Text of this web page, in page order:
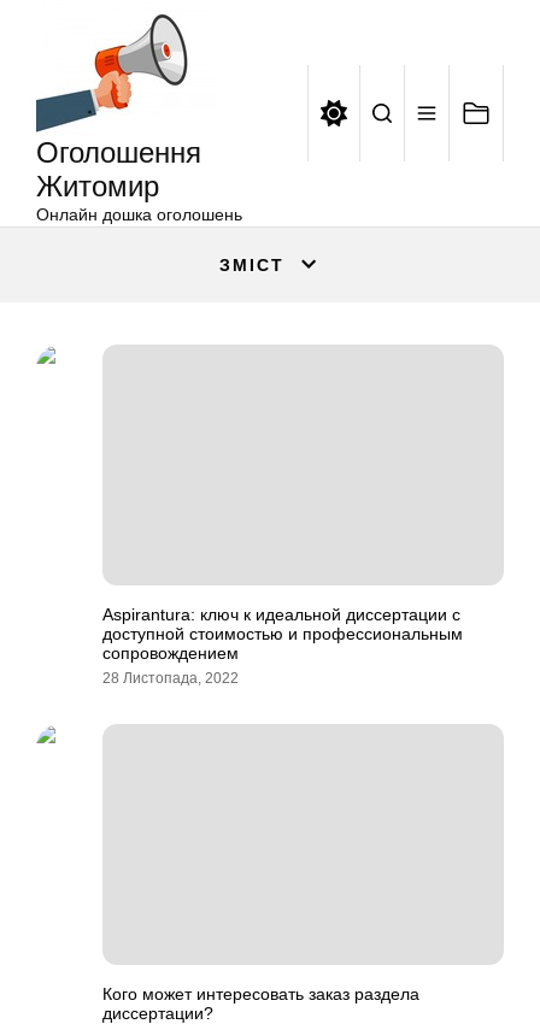
Оголошення
Житомир
Онлайн дошка оголошень
ЗМІСТ
Aspirantura: ключ к идеальной диссертации с
доступной стоимостью и профессиональным
сопровождением
28 Листопада, 2022
Кого может интересовать заказ раздела
диссертации?